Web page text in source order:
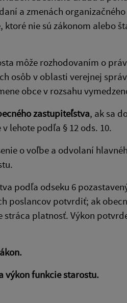
a zmenách
nie sú zákonom alebo
môže rozhodovaním o
osôb v oblasti verejnej
obce v rozsahu
zastupiteľstva, ak sa
lehote podľa § 12 ods. 10.
o voľbe a odvolaní
podľa odseku 6
poslancov potvrdiť; ak
platnosť. Výkon
výkon funkcie starostu.